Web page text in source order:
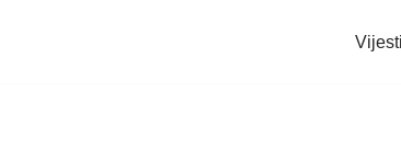
Vijesti